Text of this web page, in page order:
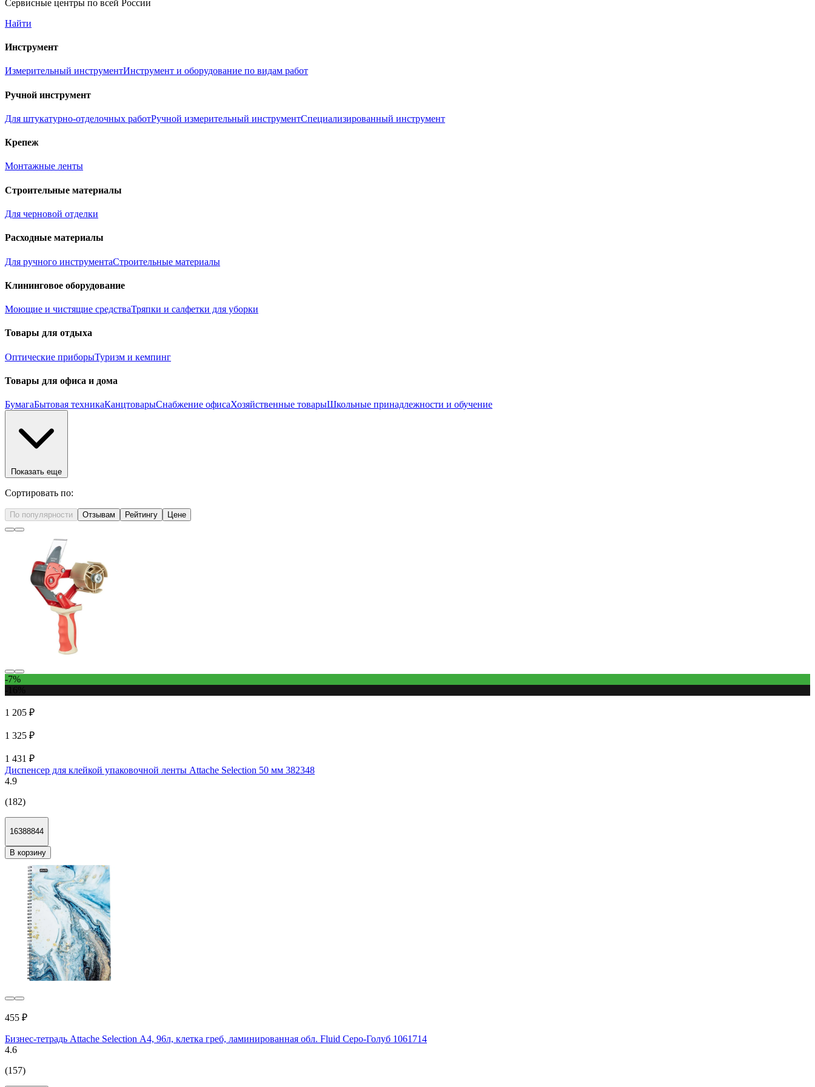
Сервисные центры по всей России
Найти
Инструмент
Измерительный инструментИнструмент и оборудование по видам работ
Ручной инструмент
Для штукатурно-отделочных работРучной измерительный инструментСпециализированный инструмент
Крепеж
Монтажные ленты
Строительные материалы
Для черновой отделки
Расходные материалы
Для ручного инструментаСтроительные материалы
Клининговое оборудование
Моющие и чистящие средстваТряпки и салфетки для уборки
Товары для отдыха
Оптические приборыТуризм и кемпинг
Товары для офиса и дома
БумагаБытовая техникаКанцтоварыСнабжение офисаХозяйственные товарыШкольные принадлежности и обучение
Показать еще
Сортировать по:
По популярности Отзывам Рейтингу Цене
-7%
1 205 ₽
1 325 ₽
1 431 ₽
Диспенсер для клейкой упаковочной ленты Attache Selection 50 мм 382348
4.9
(182)
16388844
В корзину
455 ₽
Бизнес-тетрадь Attache Selection А4, 96л, клетка греб, ламинированная обл. Fluid Серо-Голуб 1061714
4.6
(157)